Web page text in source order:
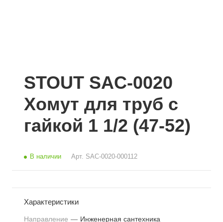
STOUT SAC-0020
Хомут для труб с
гайкой 1 1/2 (47-52)
В наличии Арт. SAC-0020-000112
Характеристики
Направление — Инженерная сантехника